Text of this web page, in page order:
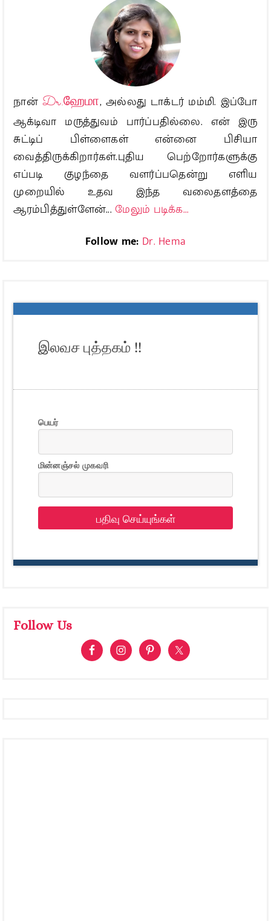
நான்Dr.ஹேமா, அல்லது டாக்டர் மம்மி. இப்போ
ஆக்டிவா மருத்துவம் பார்ப்பதில்லை. என் இரு
சுட்டிப் பிள்ளைகள் என்னை பிசியா
வைத்திருக்கிறார்கள்.புதிய பெற்றோர்களுக்கு
எப்படி குழந்தை வளர்ப்பதென்று எளிய
முறையில் உதவ இந்த வலைதளத்தை
ஆரம்பித்துள்ளேன்...மேலும் படிக்க...
Follow me: Dr. Hema
இலவச புத்தகம் !!
பெயர்
மின்னஞ்சல் முகவரி
பதிவு செய்யுங்கள்
Follow Us